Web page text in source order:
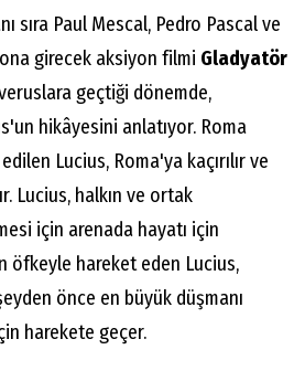
sıra Paul Mescal, Pedro Pascal ve
girecek aksiyon filmi Gladyatör
geçtiği dönemde,
hikâyesini anlatıyor. Roma
Lucius, Roma'ya kaçırılır ve
Lucius, halkın ve ortak
için arenada hayatı için
öfkeyle hareket eden Lucius,
önce en büyük düşmanı
harekete geçer.